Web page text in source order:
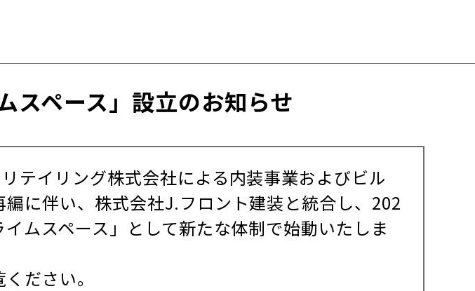
スペース」設立のお知らせ
テイリング株式会社による内装事業およびビル
に伴い、株式会社J.フロント建装と統合し、202
ムスペース」として新たな体制で始動いたしま
ださい。